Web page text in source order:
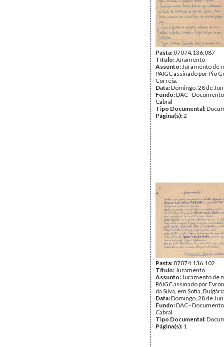
Pasta:07074.136.087
Título:Juramento
Assunto:Juramento de
PAIGC assinado por Pio
Correia.
Data:Domingo, 28 de
Fundo:DAC -
Cabral
Tipo Documental:
Página(s):2
Pasta:07074.136.102
Título:Juramento
Assunto:Juramento de
PAIGC assinado por
da Silva, em Sofia,
Data:Domingo, 28 de
Fundo:DAC -
Cabral
Tipo Documental:
Página(s): 1